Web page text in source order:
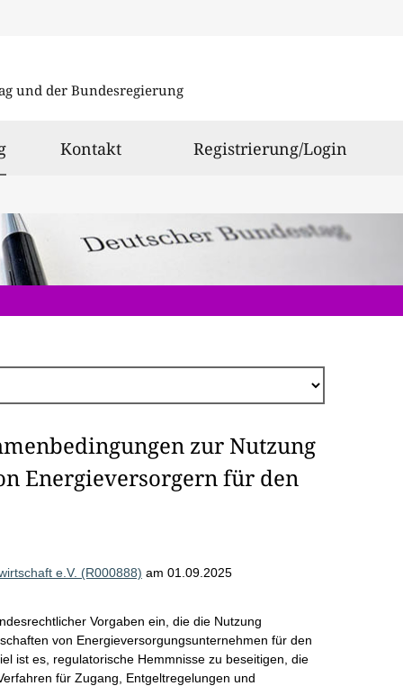
und der Bundesregierung
ausgewählt
Kontakt Registrierung/Login
zur Nutzung
Energieversorgern für den
e.V. (R000888) am 01.09.2025
Vorgaben ein, die die Nutzung
von Energieversorgungsunternehmen für den
ist es, regulatorische Hemmnisse zu beseitigen, die
für Zugang, Entgeltregelungen und